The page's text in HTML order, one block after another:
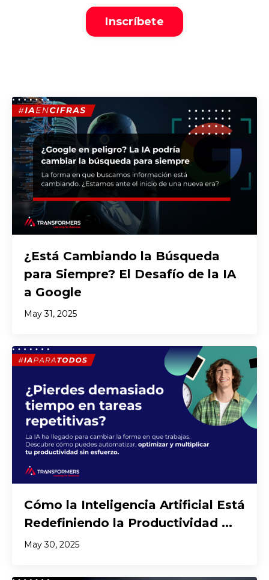
Inscríbete
¿Está Cambiando la Búsqueda
para Siempre? El Desafío de la IA
a Google
May 31, 2025
Cómo la Inteligencia Artificial Está
Redefiniendo la Productividad ...
May 30, 2025